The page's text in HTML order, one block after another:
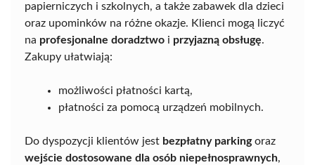
papierniczych i szkolnych, a także zabawek dla dzieci
oraz upominków na różne okazje. Klienci mogą liczyć
na profesjonalne doradztwo i przyjazną obsługę.
Zakupy ułatwiają:
możliwości płatności kartą,
płatności za pomocą urządzeń mobilnych.
Do dyspozycji klientów jest bezpłatny parkingoraz
wejście dostosowane dla osób niepełnosprawnych,